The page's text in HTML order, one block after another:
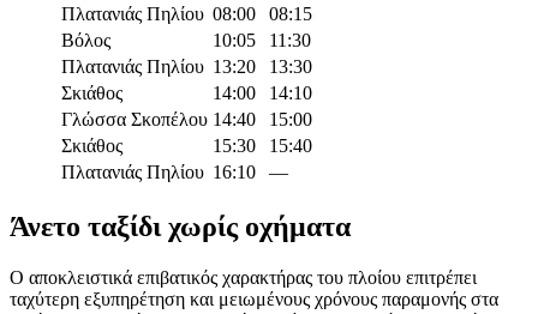
Πλατανιάς Πηλίου 08:00
08:15
Βόλος
10:05
11:30
Πλατανιάς Πηλίου 13:20
13:30
Σκιάθος
14:00
14:10
Γλώσσα Σκοπέλου 14:40
15:00
Σκιάθος
15:30
15:40
Πλατανιάς Πηλίου 16:10 —
Άνετο ταξίδι χωρίς οχήματα
Ο αποκλειστικά επιβατικός χαρακτήρας του πλοίου επιτρέπει
ταχύτερη εξυπηρέτηση και μειωμένους χρόνους παραμονής στα